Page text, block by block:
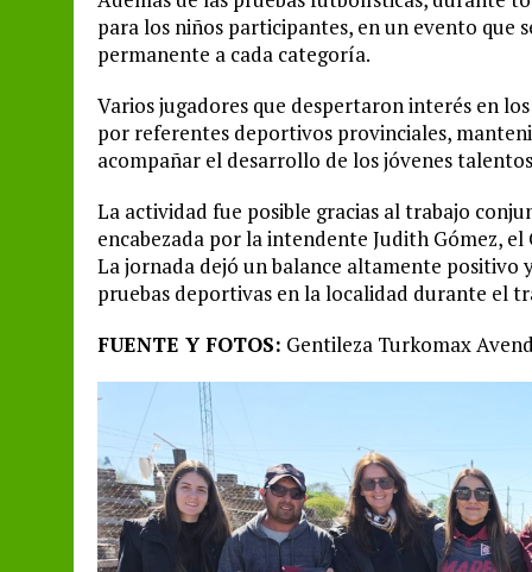
para los niños participantes, en un evento que
permanente a cada categoría.
Varios jugadores que despertaron interés en
por referentes deportivos provinciales,
acompañar el desarrollo de los jóvenes
La actividad fue posible gracias al trabajo
encabezada por la intendente Judith Gómez,
La jornada dejó un balance altamente positivo
pruebas deportivas en la localidad durante el
FUENTE Y FOTOS: Gentileza Turkomax